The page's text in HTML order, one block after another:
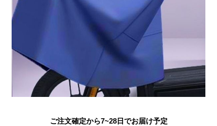
ご注文確定から7~28日でお届け予定